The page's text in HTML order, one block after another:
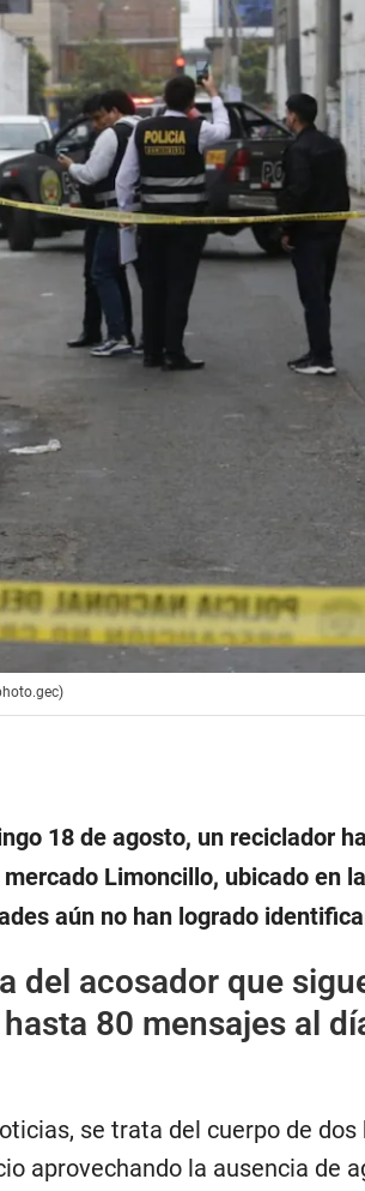
18 de agosto, un reciclador
Limoncillo, ubicado en
aún no han logrado
del acosador que
80 mensajes al
se trata del cuerpo de
aprovechando la ausencia de